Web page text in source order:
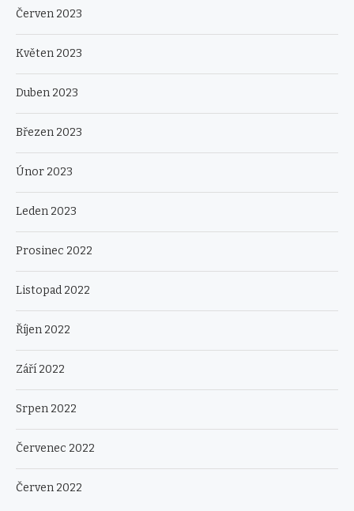
Červen 2023
Květen 2023
Duben 2023
Březen 2023
Únor 2023
Leden 2023
Prosinec 2022
Listopad 2022
Říjen 2022
Září 2022
Srpen 2022
Červenec 2022
Červen 2022